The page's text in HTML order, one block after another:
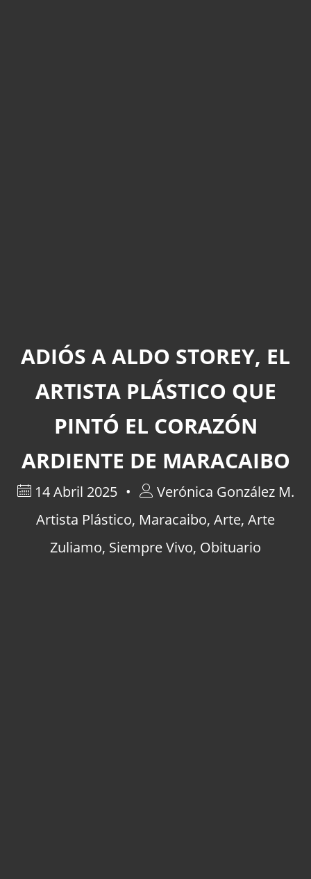
ADIÓS A ALDO STOREY, EL
ARTISTA PLÁSTICO QUE
PINTÓ EL CORAZÓN
ARDIENTE DE MARACAIBO
14 Abril 2025
Verónica González M.
Artista Plástico, Maracaibo, Arte, Arte
Zuliamo, Siempre Vivo, Obituario